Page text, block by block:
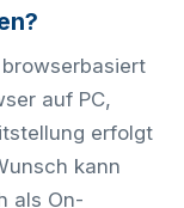
browserbasiert
auf PC,
erfolgt
kann
als On-